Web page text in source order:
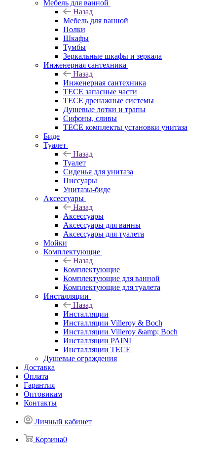
Мебель для ванной
Назад
Мебель для ванной
Полки
Шкафы
Тумбы
Зеркальные шкафы и зеркала
Инженерная сантехника
Назад
Инженерная сантехника
TECE запасные части
TECE дренажные системы
Душевые лотки и трапы
Сифоны, сливы
TECE комплекты установки унитаза
Биде
Туалет
Назад
Туалет
Сиденья для унитаза
Писсуары
Унитазы-биде
Аксессуары
Назад
Аксессуары
Аксессуары для ванны
Аксессуары для туалета
Мойки
Комплектующие
Назад
Комплектующие
Комплектующие для ванной
Комплектующие для туалета
Инсталляции
Назад
Инсталляции
Инсталляции Villeroy & Boch
Инсталляции Villeroy &amp; Boch
Инсталляции PAINI
Инсталляции TECE
Душевые ограждения
Доставка
Оплата
Гарантия
Оптовикам
Контакты
Личный кабинет
Корзина0